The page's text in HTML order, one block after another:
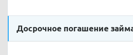
Досрочное погашение